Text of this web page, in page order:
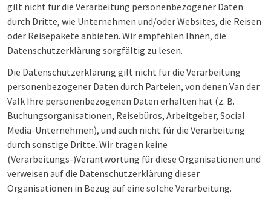
gilt nicht für die Verarbeitung personenbezogener Daten
durch Dritte, wie Unternehmen und/oder Websites, die Reisen
oder Reisepakete anbieten. Wir empfehlen Ihnen, die
Datenschutzerklärung sorgfältig zu lesen.
Die Datenschutzerklärung gilt nicht für die Verarbeitung
personenbezogener Daten durch Parteien, von denen Van der
Valk Ihre personenbezogenen Daten erhalten hat (z. B.
Buchungsorganisationen, Reisebüros, Arbeitgeber, Social
Media-Unternehmen), und auch nicht für die Verarbeitung
durch sonstige Dritte. Wir tragen keine
(Verarbeitungs-)Verantwortung für diese Organisationen und
verweisen auf die Datenschutzerklärung dieser
Organisationen in Bezug auf eine solche Verarbeitung.